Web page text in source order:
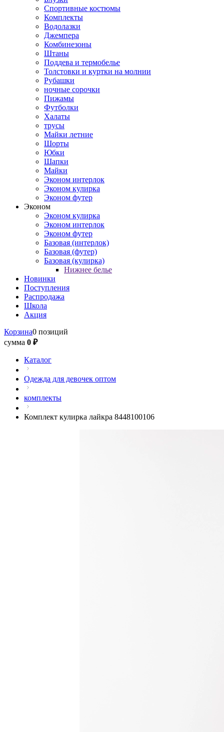
Спортивные костюмы
Комплекты
Водолазки
Джемпера
Комбинезоны
Штаны
Поддева и термобелье
Толстовки и куртки на молнии
Рубашки
ночные сорочки
Пижамы
Футболки
Халаты
трусы
Майки летние
Шорты
Юбки
Шапки
Майки
Эконом интерлок
Эконом кулирка
Эконом футер
Эконом
Эконом кулирка
Эконом интерлок
Эконом футер
Базовая (интерлок)
Базовая (футер)
Базовая (кулирка)
Нижнее белье
Новинки
Поступления
Распродажа
Школа
Акция
Корзина0 позиций
сумма 0 ₽
Каталог
Одежда для девочек оптом
комплекты
Комплект кулирка лайкра 8448100106